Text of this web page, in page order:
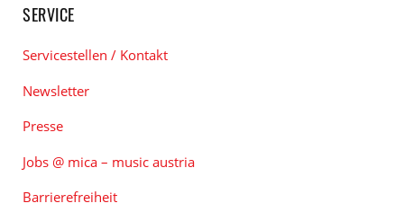
SERVICE
Servicestellen / Kontakt
Newsletter
Presse
Jobs @ mica – music austria
Barrierefreiheit